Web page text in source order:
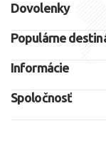
Dovolenky
Populárne
Informácie
Spoločnosť